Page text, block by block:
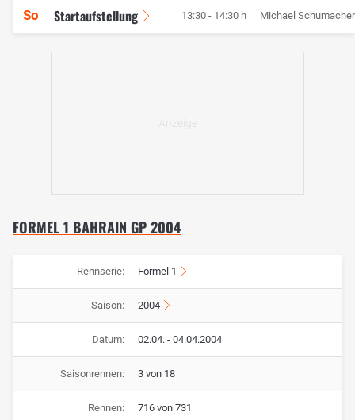
So Startaufstellung 13:30 - 14:30 h Michael Schumacher
FORMEL 1 BAHRAIN GP 2004
Rennserie: Formel 1
Saison: 2004
Datum: 02.04. - 04.04.2004
Saisonrennen: 3 von 18
Rennen: 716 von 731